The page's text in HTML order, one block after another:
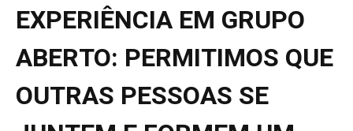
EXPERIÊNCIA EM GRUPO
ABERTO: PERMITIMOS QUE
OUTRAS PESSOAS SE